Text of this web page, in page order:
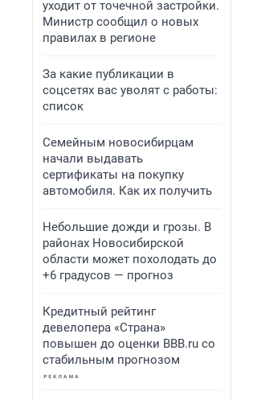
уходит от точечной застройки.
Министр сообщил о новых
правилах в регионе
За какие публикации в
соцсетях вас уволят с работы:
список
Семейным новосибирцам
начали выдавать
сертификаты на покупку
автомобиля. Как их получить
Небольшие дожди и грозы. В
районах Новосибирской
области может похолодать до
+6 градусов — прогноз
Кредитный рейтинг
девелопера «Страна»
повышен до оценки BBB.ru со
стабильным прогнозом